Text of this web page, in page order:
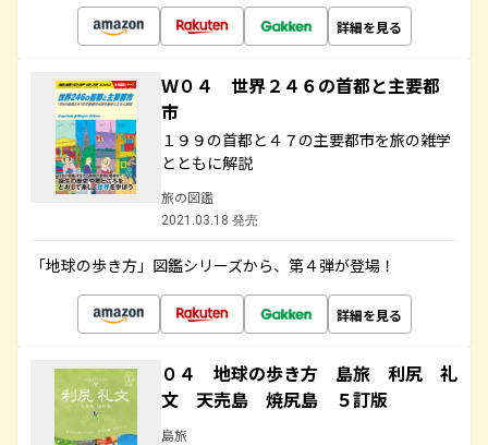
詳細を見る
Ｗ０４ 世界２４６の首都と主要都
市
１９９の首都と４７の主要都市を旅の雑学
とともに解説
旅の図鑑
2021.03.18 発売
「地球の歩き方」図鑑シリーズから、第４弾が登場！
詳細を見る
０４ 地球の歩き方 島旅 利尻 礼
文 天売島 焼尻島 ５訂版
島旅